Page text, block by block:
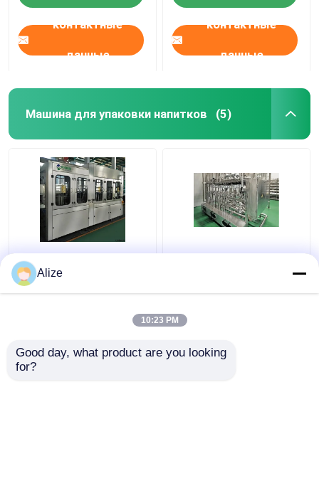
контактные
данные
контактные
данные
Машина для упаковки напитков (5)
BGF32-8
Автоматическая
машина для упаковки
бутылок с функцией
контактные
Ультрачистая
(асептическая) линия
контактные
Alize
10:23 PM
Good day, what product are you looking
for?